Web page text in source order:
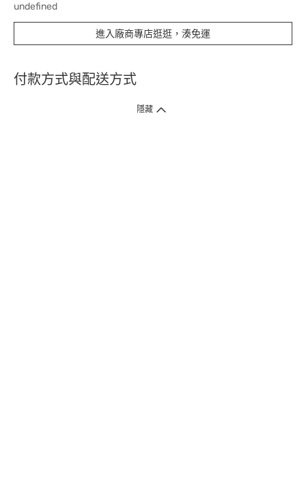
undefined
進入廠商專店逛逛，湊免運
付款方式與配送方式
隱藏